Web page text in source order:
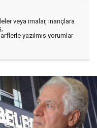
veya imalar, inançlara
yazılmış yorumlar